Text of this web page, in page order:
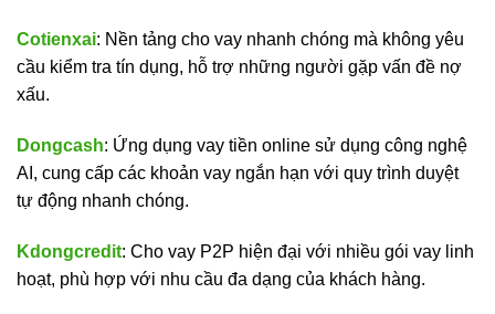
Cotienxai: Nền tảng cho vay nhanh chóng mà không yêu
cầu kiểm tra tín dụng, hỗ trợ những người gặp vấn đề nợ
xấu.
Dongcash: Ứng dụng vay tiền online sử dụng công nghệ
AI, cung cấp các khoản vay ngắn hạn với quy trình duyệt
tự động nhanh chóng.
Kdongcredit: Cho vay P2P hiện đại với nhiều gói vay linh
hoạt, phù hợp với nhu cầu đa dạng của khách hàng.